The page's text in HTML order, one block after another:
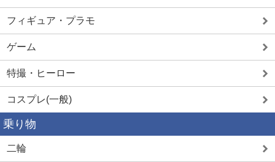
フィギュア・プラモ
ゲーム
特撮・ヒーロー
コスプレ(一般)
乗り物
二輪